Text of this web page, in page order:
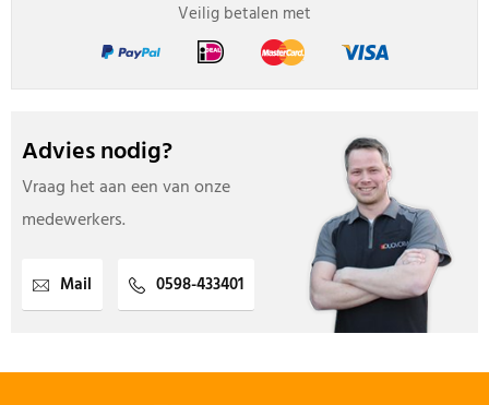
Veilig betalen met
Advies nodig?
Vraag het aan een van onze
medewerkers.
Mail 0598-433401